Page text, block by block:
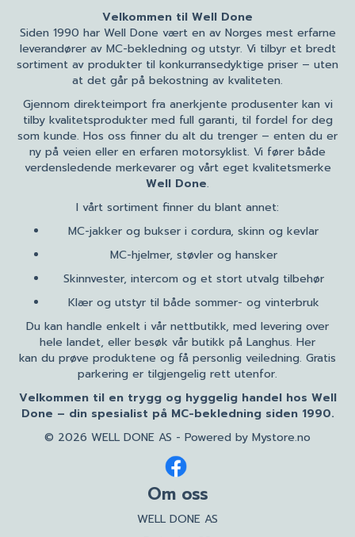
Velkommen til Well Done
Siden 1990 har Well Done vært en av Norges mest erfarne
leverandører av MC-bekledning og utstyr. Vi tilbyr et bredt
sortiment av produkter til konkurransedyktige priser – uten
at det går på bekostning av kvaliteten.
Gjennom direkteimport fra anerkjente produsenter kan vi
tilby kvalitetsprodukter med full garanti, til fordel for deg
som kunde. Hos oss finner du alt du trenger – enten du er
ny på veien eller en erfaren motorsyklist. Vi fører både
verdensledende merkevarer og vårt eget kvalitetsmerke
Well Done.
I vårt sortiment finner du blant annet:
MC-jakker og bukser i cordura, skinn og kevlar
MC-hjelmer, støvler og hansker
Skinnvester, intercom og et stort utvalg tilbehør
Klær og utstyr til både sommer- og vinterbruk
Du kan handle enkelt i vår nettbutikk, med levering over
hele landet, eller besøk vår butikk på Langhus. Her
kan du prøve produktene og få personlig veiledning. Gratis
parkering er tilgjengelig rett utenfor.
Velkommen til en trygg og hyggelig handel hos Well
Done – din spesialist på MC-bekledning siden 1990.
© 2026 WELL DONE AS - Powered by Mystore.no
Om oss
WELL DONE AS